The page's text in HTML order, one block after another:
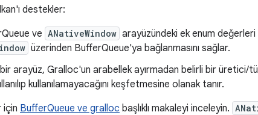
destekler:
ve ANativeWindow arayüzündeki ek enum
üzerinden BufferQueue'ya bağlanmasını sağlar.
arayüz, Gralloc'un arabellek ayırmadan belirli bir üretici/
kullanılamayacağını keşfetmesine olanak tanır.
için BufferQueue ve gralloc başlıklı makaleyi inceleyin.